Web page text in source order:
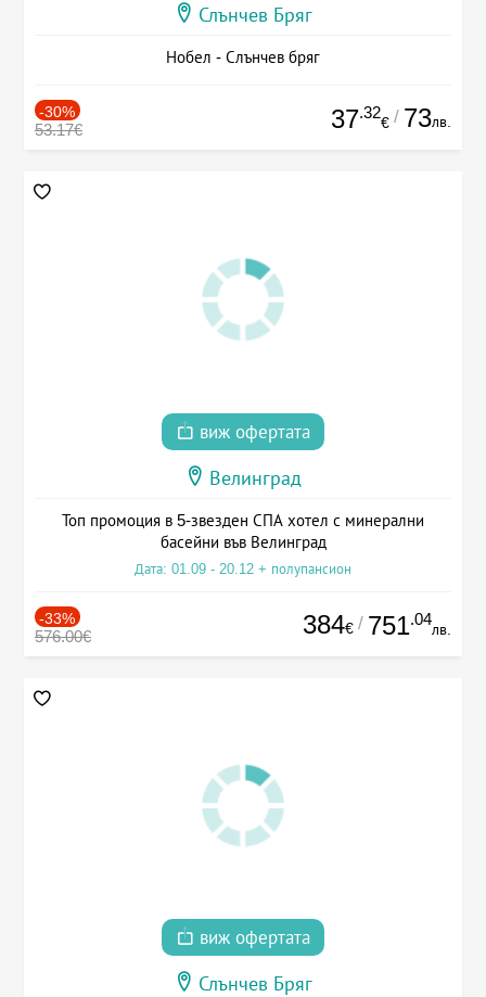
Слънчев Бряг
Нобел - Слънчев бряг
-30%
53.17€ 37.32
€ / 73лв.
виж офертата
Велинград
Топ промоция в 5-звезден СПА хотел с минерални
басейни във Велинград
Дата: 01.09 - 20.12 + полупансион
-33%
576.00€ 384€ / 751.04
лв.
виж офертата
Слънчев Бряг